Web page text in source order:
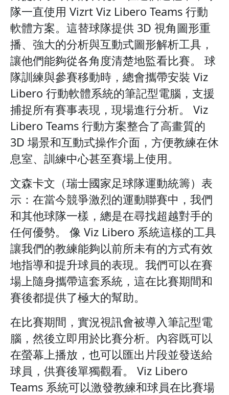
隊一直使用 Vizrt Viz Libero Teams 行動
軟體方案。這替球隊提供 3D 視角圖形重
播、強大的分析與互動式圖形解析工具，
讓他們能夠從各角度清楚地監看比賽。 球
隊訓練與參賽移動時，總會攜帶安裝 Viz
Libero 行動軟體系統的筆記型電腦，支援
捕捉所有賽事表現，現場進行分析。 Viz
Libero Teams 行動方案整合了高畫質的
3D 場景和互動式操作介面，方便教練在休
息室、訓練中心甚至賽場上使用。
文森卡文（瑞士國家足球隊運動統籌）表
示：在當今競爭激烈的運動聯賽中，我們
和其他球隊一樣，總是在尋找超越對手的
任何優勢。 像 Viz Libero 系統這樣的工具
讓我們的教練能夠以前所未有的方式有效
地指導和提升球員的表現。我們可以在賽
場上隨身攜帶這套系統，這在比賽期間和
賽後都提供了極大的幫助。
在比賽期間，實況視訊會被導入筆記型電
腦，然後立即用於比賽分析。內容既可以
在螢幕上播放，也可以匯出片段並發送給
球員，供賽後單獨觀看。 Viz Libero
Teams 系統可以激發教練和球員在比賽場